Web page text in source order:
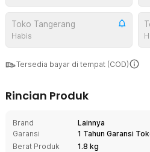
Toko Tangerang
Habis
Tersedia bayar di tempat (COD)
Rincian Produk
Brand
Lainnya
Garansi
1 Tahun Garansi
Berat Produk
1.8 kg